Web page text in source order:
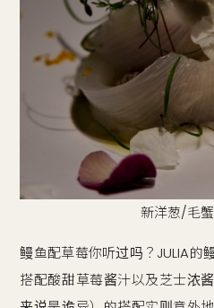
新洋葱/毛
鳗鱼配草莓你听过吗？JULIA的
搭配酸甜草莓酱汁以及芝士浓